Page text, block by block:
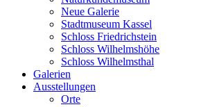
Neue Galerie
Stadtmuseum Kassel
Schloss Friedrichstein
Schloss Wilhelmshöhe
Schloss Wilhelmsthal
Galerien
Ausstellungen
Orte